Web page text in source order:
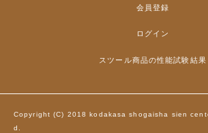
会員登録
ログイン
スツール商品の性能試験結果
Copyright (C) 2018 kodakasa shogaisha sien
d.